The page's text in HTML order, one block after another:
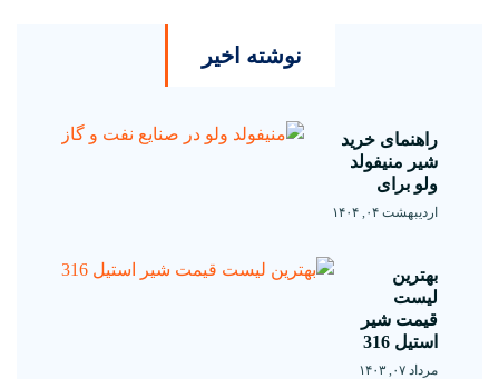
نوشته اخیر
راهنمای خرید
شیر منیفولد
ولو برای
اردیبهشت ۰۴, ۱۴۰۴
بهترین
لیست
قیمت شیر
استیل 316
مرداد ۰۷, ۱۴۰۳